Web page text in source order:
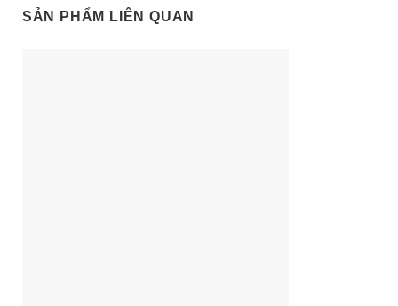
SẢN PHẨM LIÊN QUAN